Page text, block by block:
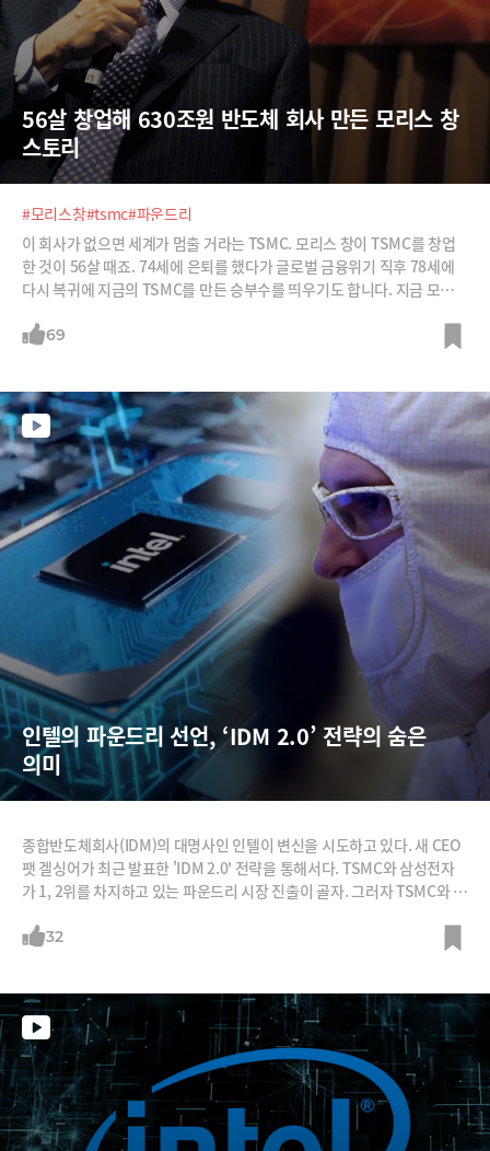
56살 창업해 630조원 반도체 회사 만든 모리스 창
스토리
#모리스창#tsmc#파운드리
이 회사가 없으면 세계가 멈출 거라는 TSMC. 모리스 창이 TSMC를 창업
한 것이 56살 때죠. 74세에 은퇴를 했다가 글로벌 금융위기 직후 78세에
다시 복귀에 지금의 TSMC를 만든 승부수를 띄우기도 합니다. 지금 모리스
정을 살펴봅니다.
69
인텔의 파운드리 선언, ‘IDM 2.0’ 전략의 숨은
의미
종합반도체회사(IDM)의 대명사인 인텔이 변신을 시도하고 있다. 새 CEO
팻 겔싱어가 최근 발표한 'IDM 2.0' 전략을 통해서다. TSMC와 삼성전자
가 1, 2위를 차지하고 있는 파운드리 시장 진출이 골자. 그러자 TSMC와 삼
은 삼성전자와 격전을 벌일 것이란 관측도 많다. 하지만 인텔 IDM 2.0의 진
32